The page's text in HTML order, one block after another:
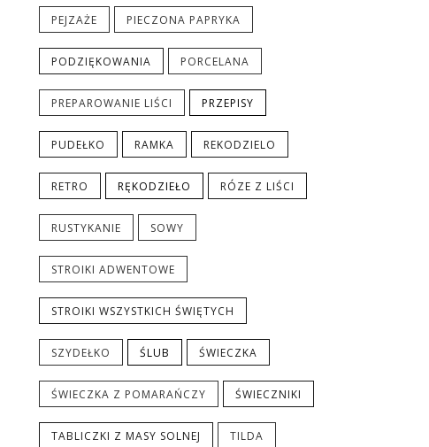
PEJZAŻE PIECZONA PAPRYKA
PODZIĘKOWANIA PORCELANA
PREPAROWANIE LIŚCI PRZEPISY
PUDEŁKO RAMKA REKODZIELO
RETRO RĘKODZIEŁO RÓZE Z LIŚCI
RUSTYKANIE SOWY
STROIKI ADWENTOWE
STROIKI WSZYSTKICH ŚWIĘTYCH
SZYDEŁKO ŚLUB ŚWIECZKA
ŚWIECZKA Z POMARAŃCZY ŚWIECZNIKI
TABLICZKI Z MASY SOLNEJ TILDA